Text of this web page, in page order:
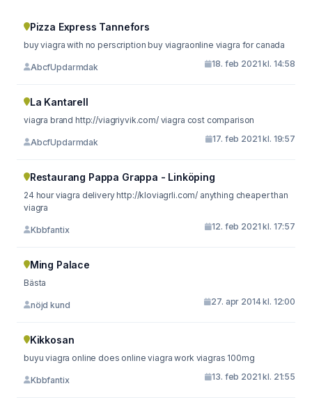
Pizza Express Tannefors
buy viagra with no perscription buy viagraonline viagra for canada
AbcfUpdarmdak 18. feb 2021 kl. 14:58
La Kantarell
viagra brand http://viagriyvik.com/ viagra cost comparison
AbcfUpdarmdak 17. feb 2021 kl. 19:57
Restaurang Pappa Grappa - Linköping
24 hour viagra delivery http://kloviagrli.com/ anything cheaper than
viagra
Kbbfantix 12. feb 2021 kl. 17:57
Ming Palace
Bästa
nöjd kund 27. apr 2014 kl. 12:00
Kikkosan
buyu viagra online does online viagra work viagras 100mg
Kbbfantix 13. feb 2021 kl. 21:55